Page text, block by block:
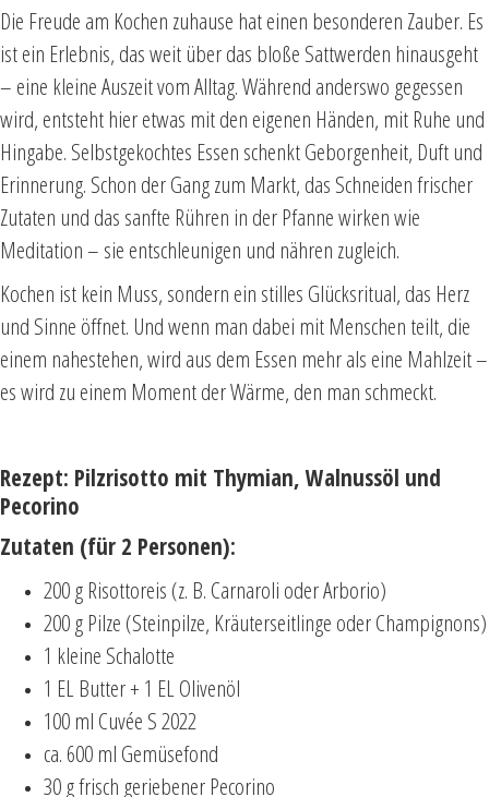
Die Freude am Kochen zuhause hat einen besonderen Zauber. Es
ist ein Erlebnis, das weit über das bloße Sattwerden hinausgeht
– eine kleine Auszeit vom Alltag. Während anderswo gegessen
wird, entsteht hier etwas mit den eigenen Händen, mit Ruhe und
Hingabe. Selbstgekochtes Essen schenkt Geborgenheit, Duft und
Erinnerung. Schon der Gang zum Markt, das Schneiden frischer
Zutaten und das sanfte Rühren in der Pfanne wirken wie
Meditation – sie entschleunigen und nähren zugleich.
Kochen ist kein Muss, sondern ein stilles Glücksritual, das Herz
und Sinne öffnet. Und wenn man dabei mit Menschen teilt, die
einem nahestehen, wird aus dem Essen mehr als eine Mahlzeit –
es wird zu einem Moment der Wärme, den man schmeckt.
Rezept: Pilzrisotto mit Thymian, Walnussöl und
Pecorino
Zutaten (für 2 Personen):
200 g Risottoreis (z. B. Carnaroli oder Arborio)
200 g Pilze (Steinpilze, Kräuterseitlinge oder Champignons)
1 kleine Schalotte
1 EL Butter + 1 EL Olivenöl
100 ml Cuvée S 2022
ca. 600 ml Gemüsefond
30 g frisch geriebener Pecorino